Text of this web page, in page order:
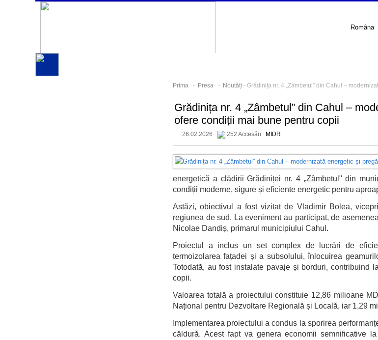
Româna
Prima - Presa - Noutăți - Grădinița nr. 4 „Zâmbetul” din Cahul –
Grădinița nr. 4 „Zâmbetul” din Cahul –
ofere condiții mai bune pentru copii
26.02.2026 252 Accesări MIDR
energetică a clădirii Grădiniței nr. 4 „Zâmbetul" din
condiții moderne, sigure și eficiente energetic pentru
Astăzi, obiectivul a fost vizitat de Vladimir Bolea,
regiunea de sud. La eveniment au participat, de
Nicolae Dandiș, primarul municipiului Cahul.
Proiectul a inclus un set complex de lucrări de
termoizolarea fațadei și a subsolului, înlocuirea
Totodată, au fost instalate pavaje și borduri, contribuind
copii.
Valoarea totală a proiectului constituie 12,86 milioane
Național pentru Dezvoltare Regională și Locală, iar 1,29
Implementarea proiectului a condus la sporirea
căldură. Acest fapt va genera economii semnificative